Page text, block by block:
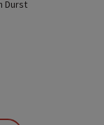
Durst